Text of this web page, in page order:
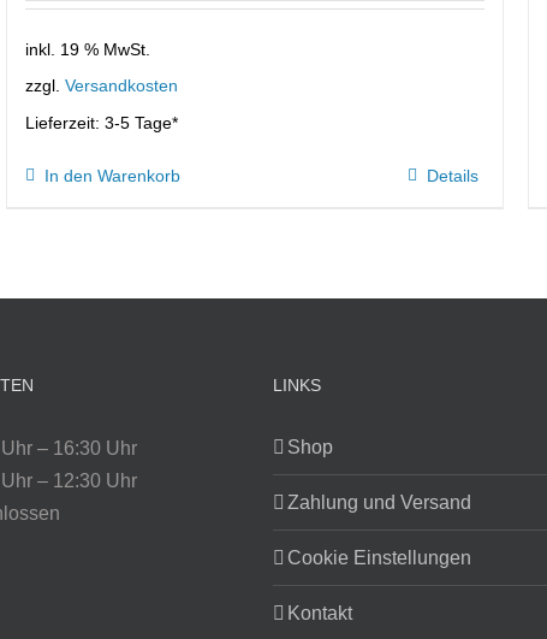
inkl. 19 % MwSt.
zzgl. Versandkosten
Lieferzeit: 3-5 Tage*
In den Warenkorb Details
– 16:30 Uhr
– 12:30 Uhr
LINKS
Shop
Zahlung und Versand
Cookie Einstellungen
Kontakt